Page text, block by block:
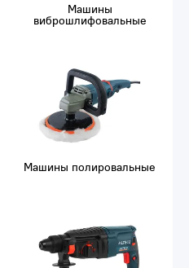
Машины
виброшлифовальные
Машины полировальные